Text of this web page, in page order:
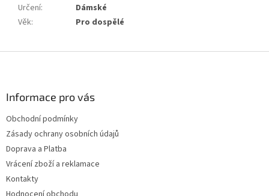
Určení:
Dámské
Věk: Pro dospělé
Informace pro vás
Obchodní podmínky
Zásady ochrany osobních údajů
Doprava a Platba
Vrácení zboží a reklamace
Kontakty